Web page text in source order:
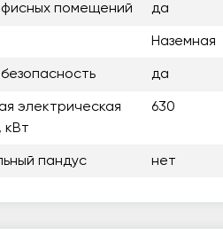
помещений да
Наземная
да
электрическая
кВт
630
пандус нет